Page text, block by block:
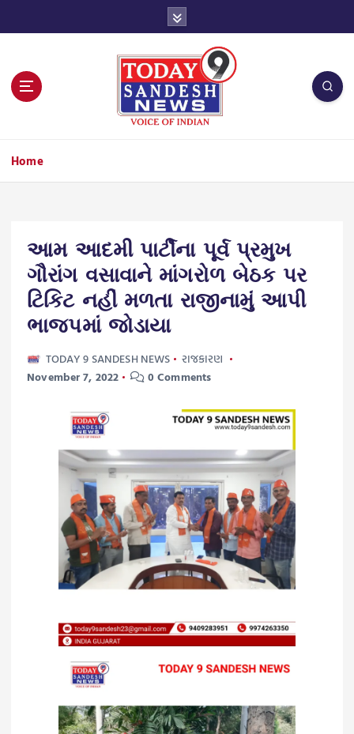
Home
આમ આદમી પાર્ટીના પૂર્વ પ્રમુખ
ગૌરાંગ વસાવાને માંગરોળ બેઠક પર
ટિકિટ નહીં મળતા રાજીનામું આપી
ભાજપમાં જોડાયા
TODAY 9 SANDESH NEWS
રાજકારણ
November 7, 2022
0 Comments